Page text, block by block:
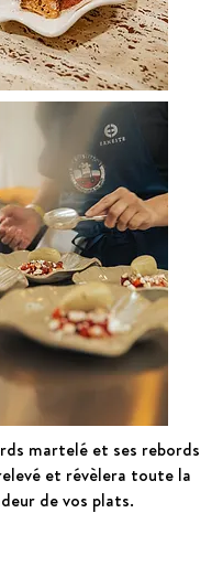
martelé et ses rebords
et révèlera toute la
de vos plats.